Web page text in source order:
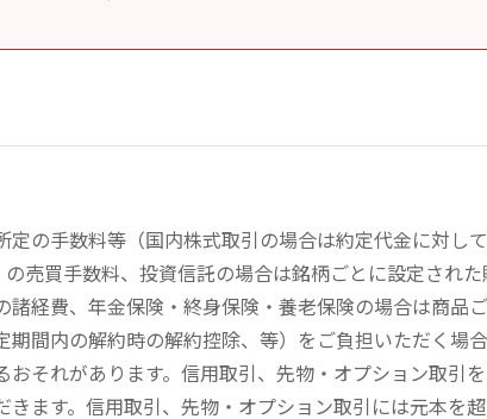
の手数料等（国内株式取引の場合は約定代金に対し
売買手数料、投資信託の場合は銘柄ごとに設定され
経費、年金保険・終身保険・養老保険の場合は商品
間内の解約時の解約控除、等）をご負担いただく場
それがあります。信用取引、先物・オプション取引
ます。信用取引、先物・オプション取引には元本を